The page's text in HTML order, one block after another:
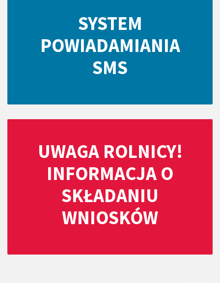
SYSTEM
POWIADAMIANIA
SMS
UWAGA ROLNICY!
INFORMACJA O
SKŁADANIU
WNIOSKÓW